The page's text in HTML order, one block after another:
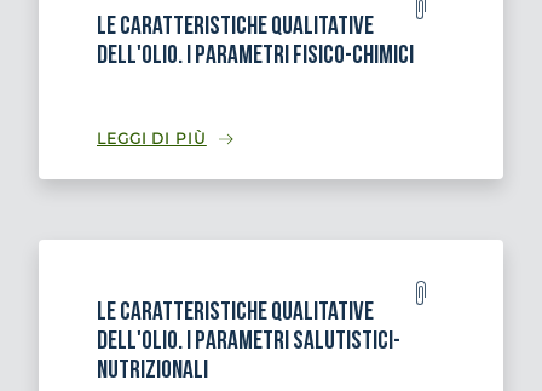
Le caratteristiche qualitative
dell'olio. I parametri fisico-chimici
LEGGI DI PIÙ
Le caratteristiche qualitative
dell'olio. I parametri salutistici-
nutrizionali